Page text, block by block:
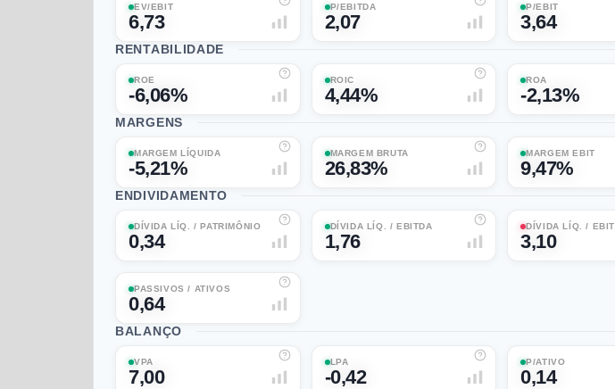
EV/EBIT
6,73
P/EBITDA
2,07
P/EBIT
3,64
RENTABILIDADE
ROE
-6,06%
ROIC
4,44%
ROA
-2,13%
MARGENS
MARGEM LÍQUIDA
-5,21%
MARGEM BRUTA
26,83%
MARGEM EBIT
9,47%
ENDIVIDAMENTO
DÍVIDA LÍQ. / PATRIMÔNIO
0,34
DÍVIDA LÍQ. / EBITDA
1,76
DÍVIDA LÍQ. / EBIT
3,10
PASSIVOS / ATIVOS
0,64
BALANÇO
VPA
7,00
LPA
-0,42
P/ATIVO
0,14